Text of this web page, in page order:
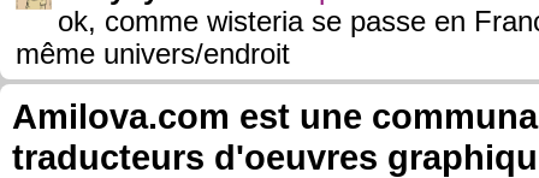
ok, comme wisteria se passe en
même univers/endroit
Amilova.com est une
traducteurs d'oeuvres